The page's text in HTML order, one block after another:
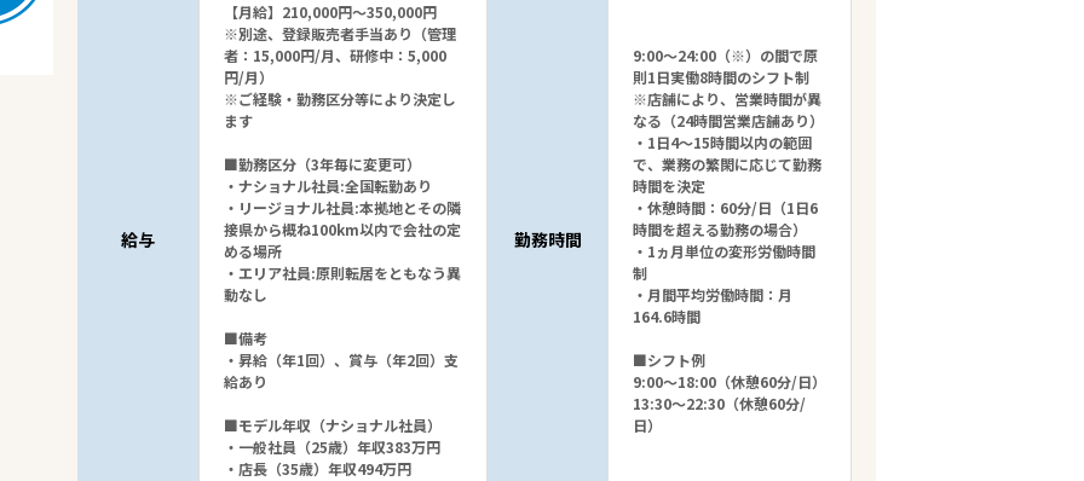
給与
【月給】210,000円～350,000円
※別途、登録販売者手当あり（管理
者：15,000円/月、研修中：5,000
円/月）
※ご経験・勤務区分等により決定し
ます
■勤務区分（3年毎に変更可）
・ナショナル社員:全国転勤あり
・リージョナル社員:本拠地とその隣
接県から概ね100km以内で会社の定
める場所
・エリア社員:原則転居をともなう異
動なし
■備考
・昇給（年1回）、賞与（年2回）支
給あり
■モデル年収（ナショナル社員）
・一般社員（25歳）年収383万円
・店長（35歳）年収494万円
勤務時間
9:00～24:00（※）の間で原
則1日実働8時間のシフト制
※店舗により、営業時間が異
なる（24時間営業店舗あり）
・1日4～15時間以内の範囲
で、業務の繁閑に応じて勤務
時間を決定
・休憩時間：60分/日（1日6
時間を超える勤務の場合）
・1ヵ月単位の変形労働時間
制
・月間平均労働時間：月
164.6時間
■シフト例
9:00～18:00（休憩60分/日）
13:30～22:30（休憩60分/
日）